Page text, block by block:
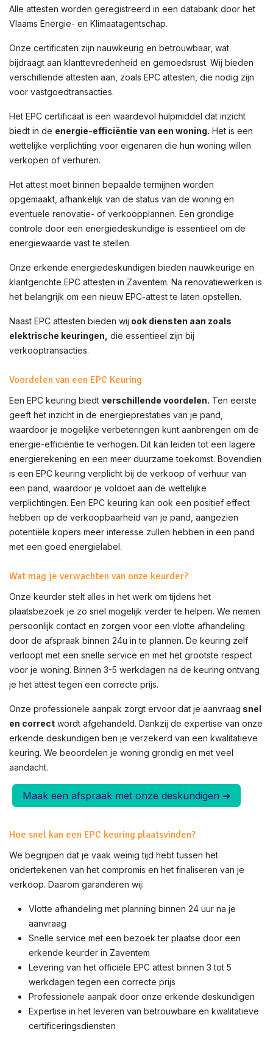
Alle attesten worden geregistreerd in een databank door het
Vlaams Energie- en Klimaatagentschap.
Onze certificaten zijn nauwkeurig en betrouwbaar, wat
bijdraagt aan klanttevredenheid en gemoedsrust. Wij bieden
verschillende attesten aan, zoals EPC attesten, die nodig zijn
voor vastgoedtransacties.
Het EPC certificaat is een waardevol hulpmiddel dat inzicht
biedt in de energie-efficiëntie van een woning. Het is een
wettelijke verplichting voor eigenaren die hun woning willen
verkopen of verhuren.
Het attest moet binnen bepaalde termijnen worden
opgemaakt, afhankelijk van de status van de woning en
eventuele renovatie- of verkoopplannen. Een grondige
controle door een energiedeskundige is essentieel om de
energiewaarde vast te stellen.
Onze erkende energiedeskundigen bieden nauwkeurige en
klantgerichte EPC attesten in Zaventem. Na renovatiewerken is
het belangrijk om een nieuw EPC-attest te laten opstellen.
Naast EPC attesten bieden wij ook diensten aan zoals
elektrische keuringen, die essentieel zijn bij
verkooptransacties.
Voordelen van een EPC Keuring
Een EPC keuring biedt verschillende voordelen. Ten eerste
geeft het inzicht in de energieprestaties van je pand,
waardoor je mogelijke verbeteringen kunt aanbrengen om de
energie-efficiëntie te verhogen. Dit kan leiden tot een lagere
energierekening en een meer duurzame toekomst. Bovendien
is een EPC keuring verplicht bij de verkoop of verhuur van
een pand, waardoor je voldoet aan de wettelijke
verplichtingen. Een EPC keuring kan ook een positief effect
hebben op de verkoopbaarheid van je pand, aangezien
potentiële kopers meer interesse zullen hebben in een pand
met een goed energielabel.
Wat mag je verwachten van onze keurder?
Onze keurder stelt alles in het werk om tijdens het
plaatsbezoek je zo snel mogelijk verder te helpen. We nemen
persoonlijk contact en zorgen voor een vlotte afhandeling
door de afspraak binnen 24u in te plannen. De keuring zelf
verloopt met een snelle service en met het grootste respect
voor je woning. Binnen 3-5 werkdagen na de keuring ontvang
je het attest tegen een correcte prijs.
Onze professionele aanpak zorgt ervoor dat je aanvraag snel
en correct wordt afgehandeld. Dankzij de expertise van onze
erkende deskundigen ben je verzekerd van een kwalitatieve
keuring. We beoordelen je woning grondig en met veel
aandacht.
Maak een afspraak met onze deskundigen ➜
Hoe snel kan een EPC keuring plaatsvinden?
We begrijpen dat je vaak weinig tijd hebt tussen het
ondertekenen van het compromis en het finaliseren van je
verkoop. Daarom garanderen wij:
Vlotte afhandeling met planning binnen 24 uur na je
aanvraag
Snelle service met een bezoek ter plaatse door een
erkende keurder in Zaventem
Levering van het officiële EPC attest binnen 3 tot 5
werkdagen tegen een correcte prijs
Professionele aanpak door onze erkende deskundigen
Expertise in het leveren van betrouwbare en kwalitatieve
certificeringsdiensten